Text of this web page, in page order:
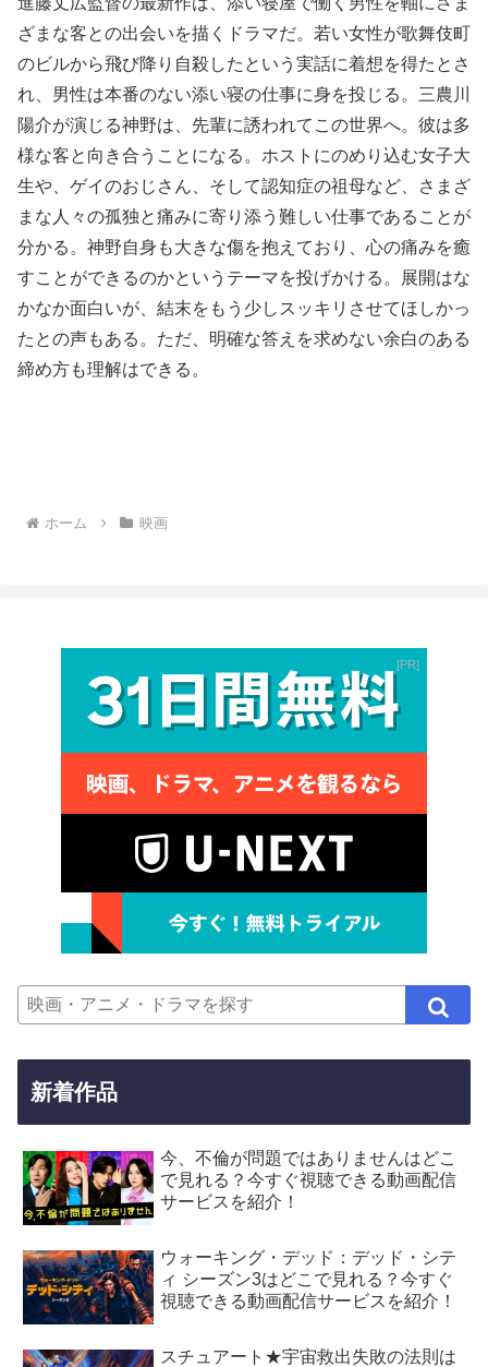
ざまな客との出会いを描くドラマだ。若い女性が歌舞伎町
のビルから飛び降り自殺したという実話に着想を得たとさ
れ、男性は本番のない添い寝の仕事に身を投じる。三農川
陽介が演じる神野は、先輩に誘われてこの世界へ。彼は多
様な客と向き合うことになる。ホストにのめり込む女子大
生や、ゲイのおじさん、そして認知症の祖母など、さまざ
まな人々の孤独と痛みに寄り添う難しい仕事であることが
分かる。神野自身も大きな傷を抱えており、心の痛みを癒
すことができるのかというテーマを投げかける。展開はな
かなか面白いが、結末をもう少しスッキリさせてほしかっ
たとの声もある。ただ、明確な答えを求めない余白のある
締め方も理解はできる。
ホーム 映画
PR
新着作品
今、不倫が問題ではありませんはどこ
で見れる？今すぐ視聴できる動画配信
サービスを紹介！
ウォーキング・デッド：デッド・シテ
ィ シーズン3はどこで見れる？今すぐ
視聴できる動画配信サービスを紹介！
スチュアート★宇宙救出失敗の法則は